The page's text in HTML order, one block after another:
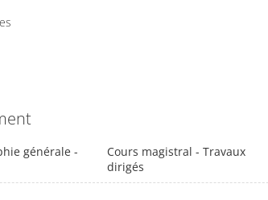
générale -
Cours magistral - Travaux
dirigés